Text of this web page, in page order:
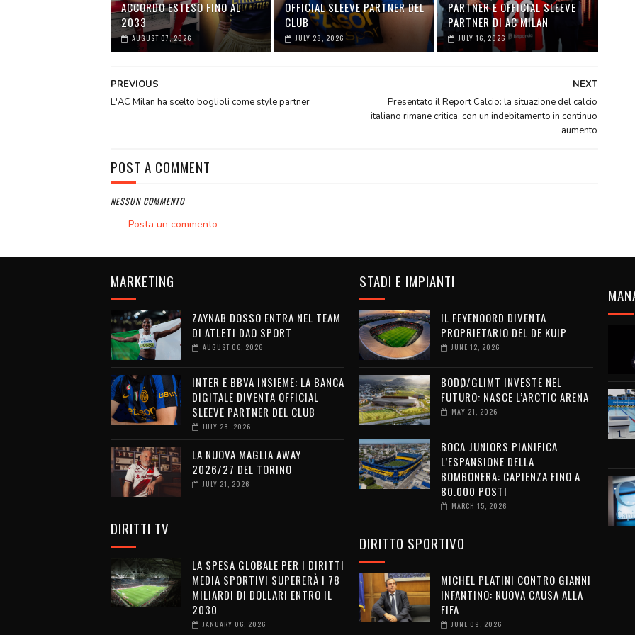
ACCORDO ESTESO FINO AL
2033
AUGUST 07, 2026
OFFICIAL SLEEVE PARTNER DEL
CLUB
JULY 28, 2026
PARTNER E OFFICIAL SLEEVE
PARTNER DI AC MILAN
JULY 16, 2026
NEXT
Presentato il Report Calcio: la situazione del calcio
italiano rimane critica, con un indebitamento in continuo
aumento
PREVIOUS
L'AC Milan ha scelto boglioli come style partner
POST A COMMENT
NESSUN COMMENTO
Posta un commento
MARKETING
ZAYNAB DOSSO ENTRA NEL TEAM
DI ATLETI DAO SPORT
AUGUST 06, 2026
INTER E BBVA INSIEME: LA BANCA
DIGITALE DIVENTA OFFICIAL
SLEEVE PARTNER DEL CLUB
JULY 28, 2026
LA NUOVA MAGLIA AWAY
2026/27 DEL TORINO
JULY 21, 2026
DIRITTI TV
LA SPESA GLOBALE PER I DIRITTI
MEDIA SPORTIVI SUPERERÀ I 78
MILIARDI DI DOLLARI ENTRO IL
2030
JANUARY 06, 2026
STADI E IMPIANTI
IL FEYENOORD DIVENTA
PROPRIETARIO DEL DE KUIP
JUNE 12, 2026
BODØ/GLIMT INVESTE NEL
FUTURO: NASCE L’ARCTIC ARENA
MAY 21, 2026
BOCA JUNIORS PIANIFICA
L’ESPANSIONE DELLA
BOMBONERA: CAPIENZA FINO A
80.000 POSTI
MARCH 15, 2026
DIRITTO SPORTIVO
MICHEL PLATINI CONTRO GIANNI
INFANTINO: NUOVA CAUSA ALLA
FIFA
JUNE 09, 2026